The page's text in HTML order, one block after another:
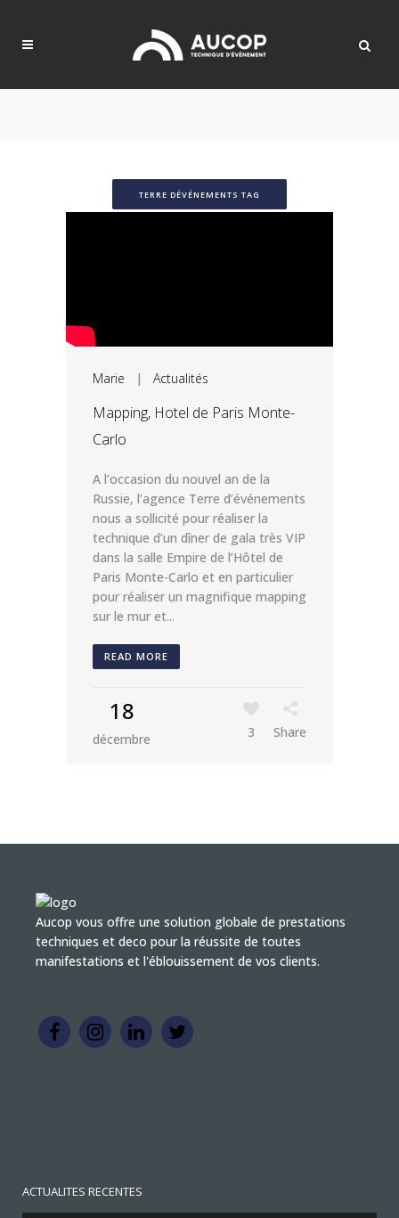
TERRE DÉVÉNEMENTS TAG
Marie | Actualités
Mapping, Hotel de Paris Monte-
Carlo
A l’occasion du nouvel an de la
Russie, l’agence Terre d’événements
nous a sollicité pour réaliser la
technique d’un dîner de gala très VIP
dans la salle Empire de l’Hôtel de
Paris Monte-Carlo et en particulier
pour réaliser un magnifique mapping
sur le mur et...
READ MORE
18
décembre 3 Share
Aucop vous offre une solution globale de prestations
techniques et deco pour la réussite de toutes
manifestations et l'éblouissement de vos clients.
ACTUALITES RECENTES